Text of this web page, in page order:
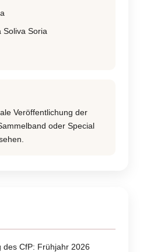
Soliva Soria
Veröffentlichung der
oder Special
des CfP: Frühjahr 2026